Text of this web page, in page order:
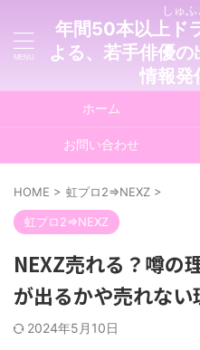
しゅ
年間50本以上ド
よる、若手俳優
情報発
ホーム
お問い合わせ
HOME > 虹プロ2⇒NEXZ >
虹プロ2⇒NEXZ
NEXZ売れる？噂の
が出るかや売れない
2024年5月10日